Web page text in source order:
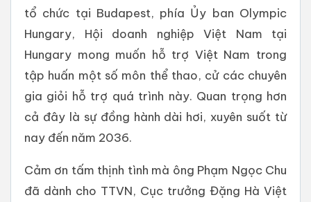
tổ chức tại Budapest, phía Ủy ban Olympic
Hungary, Hội doanh nghiệp Việt Nam tại
Hungary mong muốn hỗ trợ Việt Nam trong
tập huấn một số môn thể thao, cử các chuyên
gia giỏi hỗ trợ quá trình này. Quan trọng hơn
cả đây là sự đồng hành dài hơi, xuyên suốt từ
nay đến năm 2036.
Cảm ơn tấm thịnh tình mà ông Phạm Ngọc Chu
đã dành cho TTVN, Cục trưởng Đặng Hà Việt